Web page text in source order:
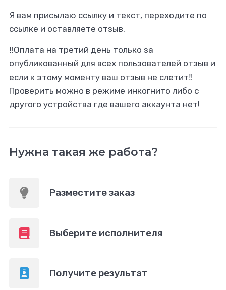
Я вам присылаю ссылку и текст, переходите по
ссылке и оставляете отзыв.
‼️Оплата на третий день только за
опубликованный для всех пользователей отзыв и
если к этому моменту ваш отзыв не слетит‼️
Проверить можно в режиме инкогнито либо с
другого устройства где вашего аккаунта нет!
Нужна такая же работа?
Разместите заказ
Выберите исполнителя
Получите результат